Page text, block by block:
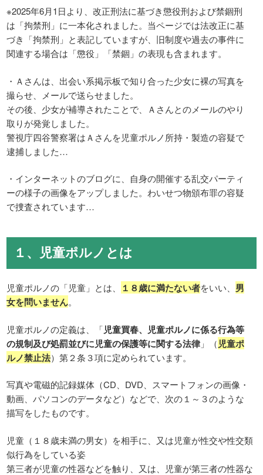
※2025年6月1日より、改正刑法に基づき懲役刑および禁錮刑
は「拘禁刑」に一本化されました。当ページでは法改正に基
づき「拘禁刑」と表記していますが、旧制度や過去の事件に
関連する場合は「懲役」「禁錮」の表現も含まれます。
・Ａさんは、出会い系掲示板で知り合った少女に裸の写真を
撮らせ、メールで送らせました。
その後、少女が補導されたことで、Ａさんとのメールのやり
取りが発覚しました。
警視庁四谷警察署はＡさんを児童ポルノ所持・製造の容疑で
逮捕しました…
・インターネットのブログに、自身の開催する乱交パーティ
ーの様子の画像をアップしました。わいせつ物頒布罪の容疑
で捜査されています…
１、児童ポルノとは
児童ポルノの「児童」とは、 １８歳に満たない者をいい、 男
女を問いません。
児童ポルノの定義は、「児童買春、児童ポルノに係る行為等
の規制及び処罰並びに児童の保護等に関する法律 」（児童ポ
ルノ禁止法）第２条３項に定められています。
写真や電磁的記録媒体（CD、DVD、スマートフォンの画像・
動画、パソコンのデータなど）などで、次の１～３のような
描写をしたものです。
児童（１８歳未満の男女）を相手に、又は児童が性交や性交類
似行為をしている姿
第三者が児童の性器などを触り、又は、児童が第三者の性器な